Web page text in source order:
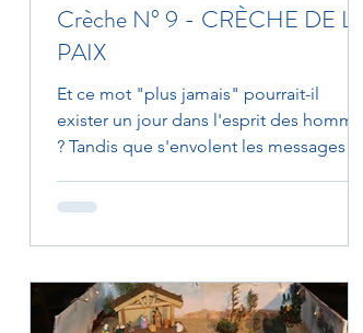
Crèche N° 9 - CRÈCHE DE LA
PAIX
Et ce mot "plus jamais" pourrait-il
exister un jour dans l'esprit des hommes
? Tandis que s'envolent les messages